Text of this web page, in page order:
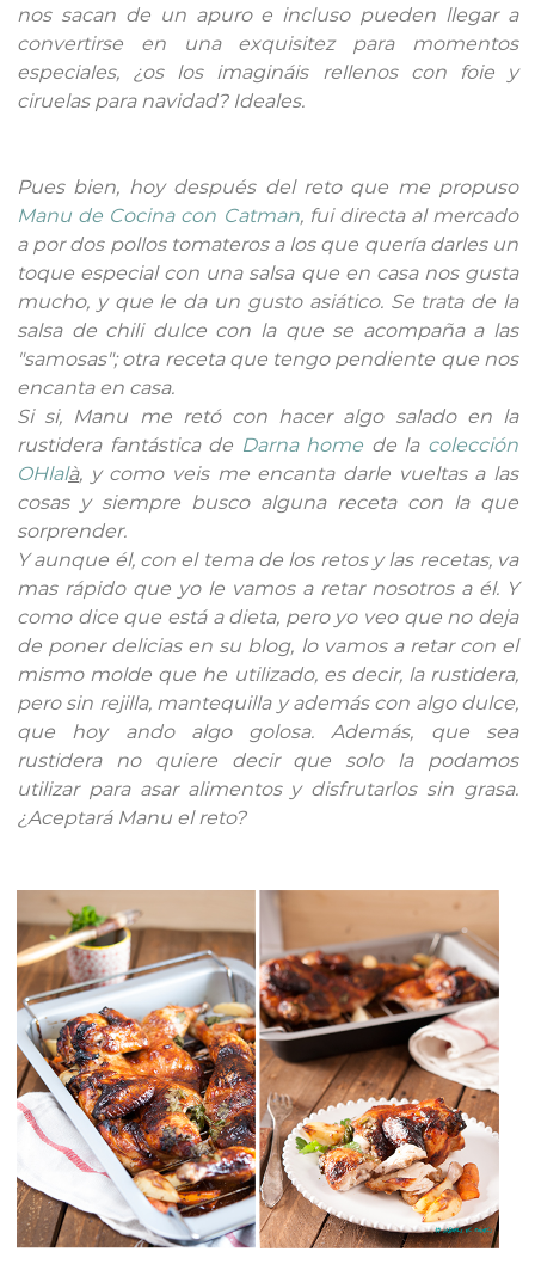
nos sacan de un apuro e incluso pueden llegar a
convertirse en una exquisitez para momentos
especiales, ¿os los imagináis rellenos con foie y
ciruelas para navidad? Ideales.
Pues bien, hoy después del reto que me propuso
Manu de Cocina con Catman, fui directa al mercado
a por dos pollos tomateros a los que quería darles un
toque especial con una salsa que en casa nos gusta
mucho, y que le da un gusto asiático. Se trata de la
salsa de chili dulce con la que se acompaña a las
"samosas"; otra receta que tengo pendiente que nos
encanta en casa.
Si si, Manu me retó con hacer algo salado en la
rustidera fantástica de Darna home de la colección
OHlalà, y como veis me encanta darle vueltas a las
cosas y siempre busco alguna receta con la que
sorprender.
Y aunque él, con el tema de los retos y las recetas, va
mas rápido que yo le vamos a retar nosotros a él. Y
como dice que está a dieta, pero yo veo que no deja
de poner delicias en su blog, lo vamos a retar con el
mismo molde que he utilizado, es decir, la rustidera,
pero sin rejilla, mantequilla y además con algo dulce,
que hoy ando algo golosa. Además, que sea
rustidera no quiere decir que solo la podamos
utilizar para asar alimentos y disfrutarlos sin grasa.
¿Aceptará Manu el reto?